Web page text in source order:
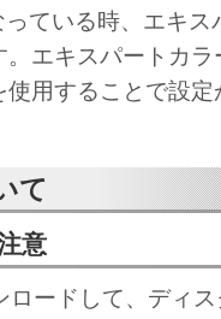
ている時、エキス
。エキスパートカ
用することで設
て
意
ロードして、ディ